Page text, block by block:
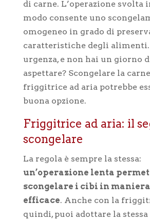
di carne. L’operazione svolta
modo consente uno
omogeneo in grado di
caratteristiche degli alimenti.
urgenza, e non hai un giorno
aspettare? Scongelare la
friggitrice ad aria potrebbe
buona opzione.
Friggitrice ad aria: il
scongelare
La regola è sempre la stessa:
un’operazione lenta
scongelare i cibi in
efficace. Anche con la
quindi, puoi adottare la